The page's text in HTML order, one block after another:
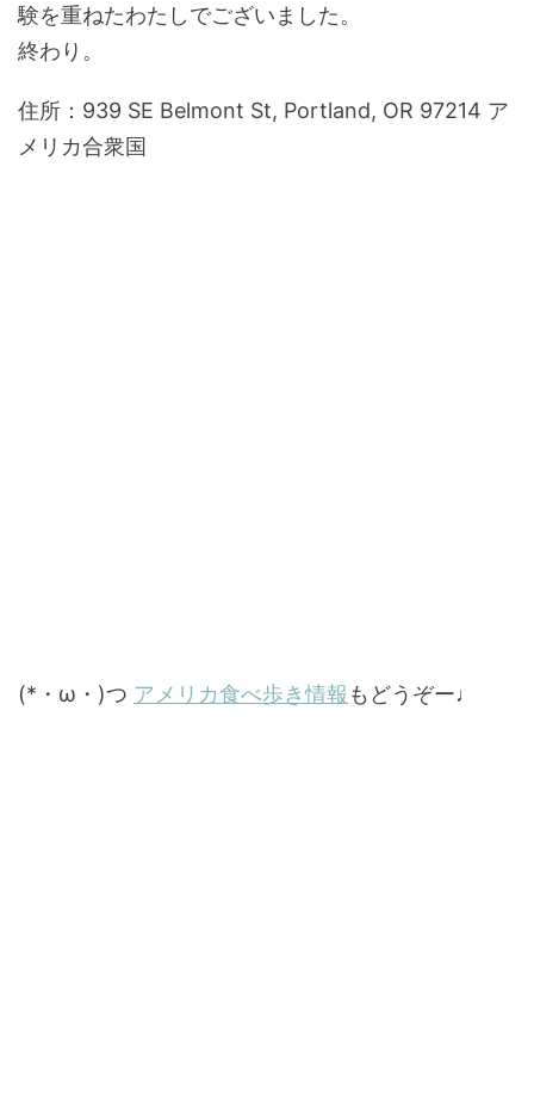
験を重ねたわたしでございました。
終わり。
住所：939 SE Belmont St, Portland, OR 97214 ア
メリカ合衆国
(*・ω・)つ アメリカ食べ歩き情報 もどうぞー♩